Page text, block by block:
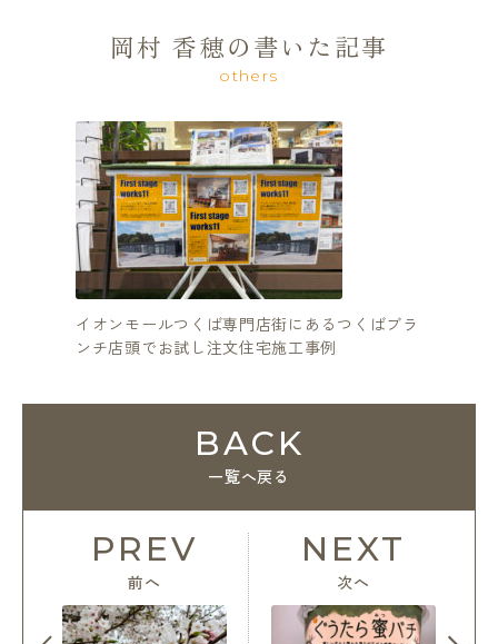
岡村 香穂の書いた記事
others
イオンモールつくば専門店街にあるつくばブラ
ンチ店頭でお試し注文住宅施工事例
PREV
前へ
BACK
一覧へ戻る
NEXT
次へ